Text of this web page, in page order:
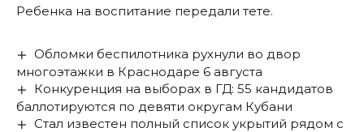
Ребенка на воспитание передали тете.
Обломки беспилотника рухнули во двор
многоэтажки в Краснодаре 6 августа
Конкуренция на выборах в ГД: 55 кандидатов
баллотируются по девяти округам Кубани
Стал известен полный список укрытий рядом с